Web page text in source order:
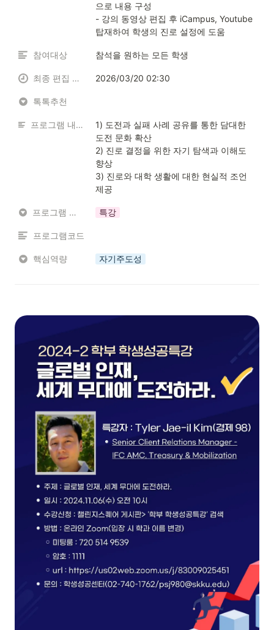
으로 내용 구성
- 강의 동영상 편집 후 iCampus, Youtube
탑재하여 학생의 진로 설정에 도움
참여대상 참석을 원하는 모든 학생
최종 편집 일시 2026/03/20 02:30
톡톡추천
프로그램 내용 소개
1) 도전과 실패 사례 공유를 통한 담대한
도전 문화 확산
2) 진로 결정을 위한 자기 탐색과 이해도
향상
3) 진로와 대학 생활에 대한 현실적 조언
제공
프로그램 유형 특강
프로그램코드
핵심역량 자기주도성